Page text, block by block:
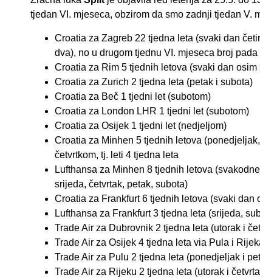
tjedan VI. mjeseca, obzirom da smo zadnji tjedan V.
Croatia za Zagreb 22 tjedna leta (svaki dan
dva), no u drugom tjednu VI. mjeseca broj
Croatia za Rim 5 tjednih letova (svaki dan osim
Croatia za Zurich 2 tjedna leta (petak i subota)
Croatia za Beč 1 tjedni let (subotom)
Croatia za London LHR 1 tjedni let (subotom)
Croatia za Osijek 1 tjedni let (nedjeljom)
Croatia za Minhen 5 tjednih letova
četvrtkom, tj. leti 4 tjedna leta
Lufthansa za Minhen 8 tjednih letova
srijeda, četvrtak, petak, subota)
Croatia za Frankfurt 6 tjednih letova (svaki
Lufthansa za Frankfurt 3 tjedna leta (srijeda,
Trade Air za Dubrovnik 2 tjedna leta (utorak i
Trade Air za Osijek 4 tjedna leta via Pula i
Trade Air za Pulu 2 tjedna leta (ponedjeljak i
Trade Air za Rijeku 2 tjedna leta (utorak i